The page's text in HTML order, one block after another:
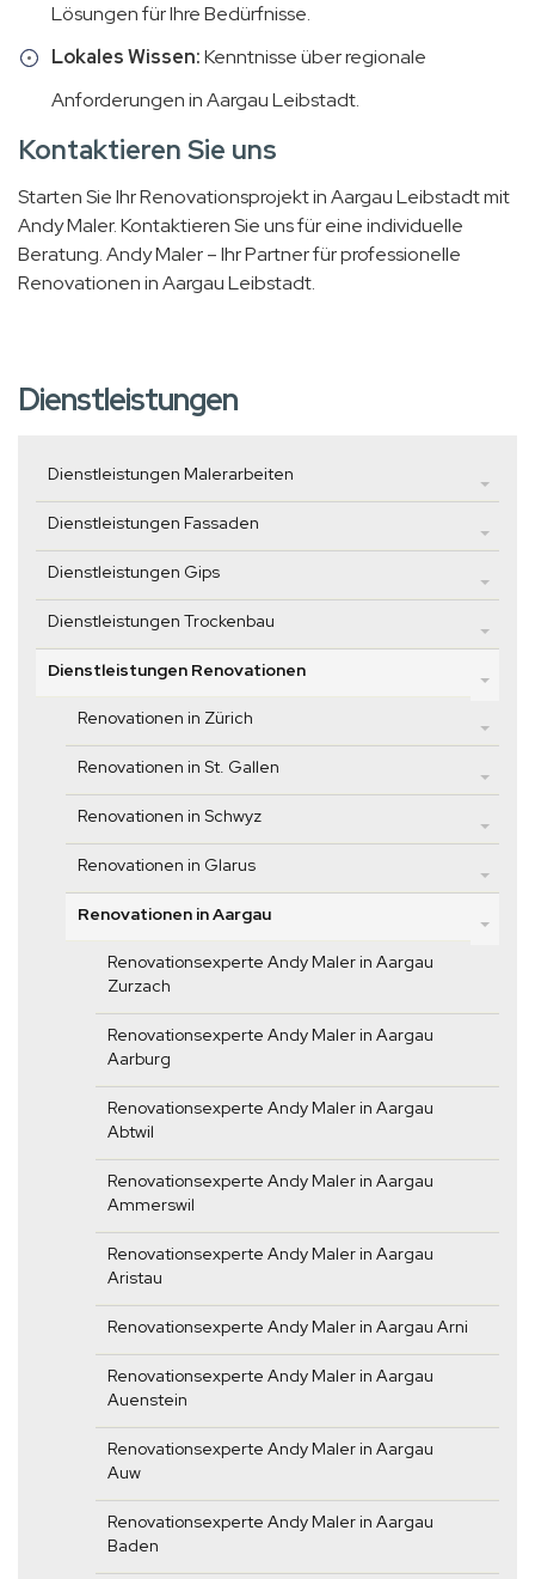
Lösungen für Ihre Bedürfnisse.
Lokales Wissen:Kenntnisse über regionale
Anforderungen in Aargau Leibstadt.
Kontaktieren Sie uns
Starten Sie Ihr Renovationsprojekt in Aargau Leibstadt mit
Andy Maler. Kontaktieren Sie uns für eine individuelle
Beratung. Andy Maler – Ihr Partner für professionelle
Renovationen in Aargau Leibstadt.
Dienstleistungen
Dienstleistungen Malerarbeiten
Dienstleistungen Fassaden
Dienstleistungen Gips
Dienstleistungen Trockenbau
Dienstleistungen Renovationen
Renovationen in Zürich
Renovationen in St. Gallen
Renovationen in Schwyz
Renovationen in Glarus
Renovationen in Aargau
Renovationsexperte Andy Maler in Aargau
Zurzach
Renovationsexperte Andy Maler in Aargau
Aarburg
Renovationsexperte Andy Maler in Aargau
Abtwil
Renovationsexperte Andy Maler in Aargau
Ammerswil
Renovationsexperte Andy Maler in Aargau
Aristau
Renovationsexperte Andy Maler in Aargau Arni
Renovationsexperte Andy Maler in Aargau
Auenstein
Renovationsexperte Andy Maler in Aargau
Auw
Renovationsexperte Andy Maler in Aargau
Baden